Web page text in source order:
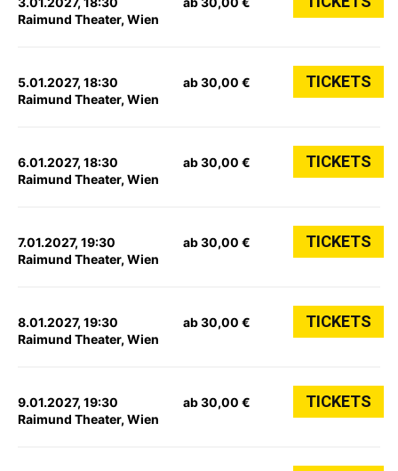
Raimund Theater, Wien
5.01.2027, 18:30
Raimund Theater, Wien
ab 30,00 € TICKETS
6.01.2027, 18:30
Raimund Theater, Wien
ab 30,00 € TICKETS
7.01.2027, 19:30
Raimund Theater, Wien
ab 30,00 € TICKETS
8.01.2027, 19:30
Raimund Theater, Wien
ab 30,00 € TICKETS
9.01.2027, 19:30
Raimund Theater, Wien
ab 30,00 € TICKETS